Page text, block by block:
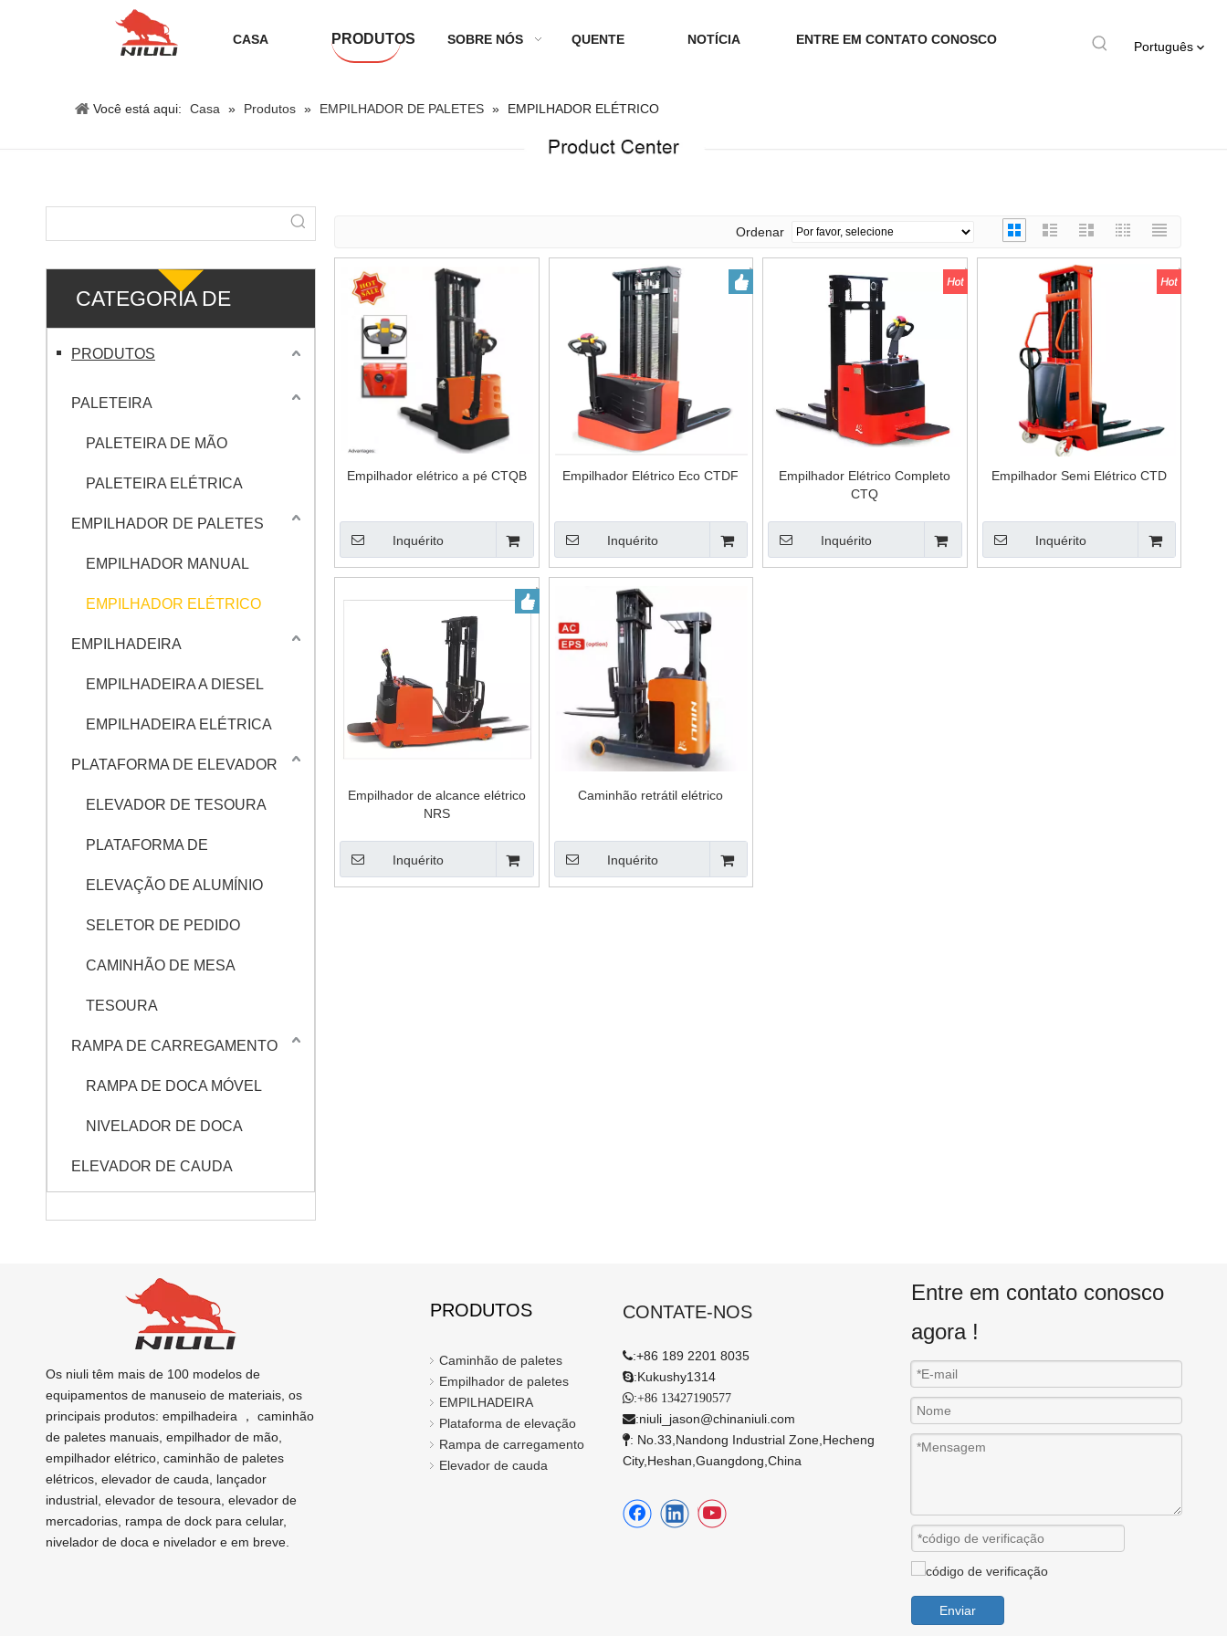
CASA PRODUTOS SOBRE NÓS QUENTE NOTÍCIA ENTRE EM CONTATO CONOSCO Português
Você está aqui: Casa » Produtos » EMPILHADOR DE PALETES » EMPILHADOR ELÉTRICO
CATEGORIA DE
PRODUTO
PRODUTOS
PALETEIRA
PALETEIRA DE MÃO
PALETEIRA ELÉTRICA
EMPILHADOR DE PALETES
EMPILHADOR MANUAL
EMPILHADOR ELÉTRICO
EMPILHADEIRA
EMPILHADEIRA A DIESEL
EMPILHADEIRA ELÉTRICA
PLATAFORMA DE ELEVADOR
ELEVADOR DE TESOURA
PLATAFORMA DE
ELEVAÇÃO DE ALUMÍNIO
SELETOR DE PEDIDO
CAMINHÃO DE MESA
TESOURA
RAMPA DE CARREGAMENTO
RAMPA DE DOCA MÓVEL
NIVELADOR DE DOCA
ELEVADOR DE CAUDA
Ordenar
Empilhador elétrico a pé CTQB
Inquérito
Empilhador Elétrico Eco CTDF
Inquérito
Empilhador Elétrico Completo
CTQ
Inquérito
Empilhador Semi Elétrico CTD
Inquérito
Empilhador de alcance elétrico
NRS
Inquérito
Caminhão retrátil elétrico
Inquérito
Os niuli têm mais de 100 modelos de
equipamentos de manuseio de materiais, os
principais produtos: empilhadeira ， caminhão
de paletes manuais, empilhador de mão,
empilhador elétrico, caminhão de paletes
elétricos, elevador de cauda, ​​lançador
industrial, elevador de tesoura, elevador de
mercadorias, rampa de dock para celular,
nivelador de doca e nivelador e em breve.
PRODUTOS
Caminhão de paletes
Empilhador de paletes
EMPILHADEIRA
Plataforma de elevação
Rampa de carregamento
Elevador de cauda
CONTATE-NOS
:+86 189 2201 8035
:Kukushy1314
:+86 13427190577
:niuli_jason@chinaniuli.com
: No.33,Nandong Industrial Zone,Hecheng
City,Heshan,Guangdong,China​​​​​​​
Entre em contato conosco
agora !
Enviar